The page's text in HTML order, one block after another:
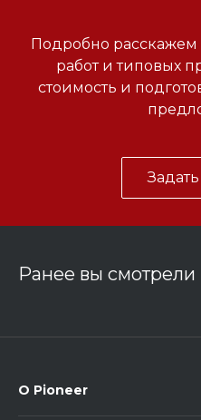
Подробно расскажем
работ и типовых
стоимость и
Ранее вы смотрели
О Pioneer